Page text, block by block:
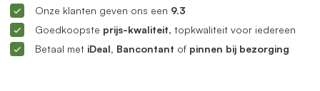
Onze klanten geven ons een 9.3
Goedkoopste prijs-kwaliteit, topkwaliteit voor iedereen
Betaal met iDeal, Bancontant of pinnen bij bezorging